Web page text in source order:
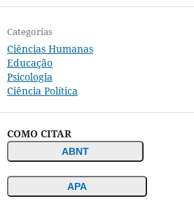
Categorias
Ciências Humanas
Educação
Psicologia
Ciência Política
COMO CITAR
ABNT
APA